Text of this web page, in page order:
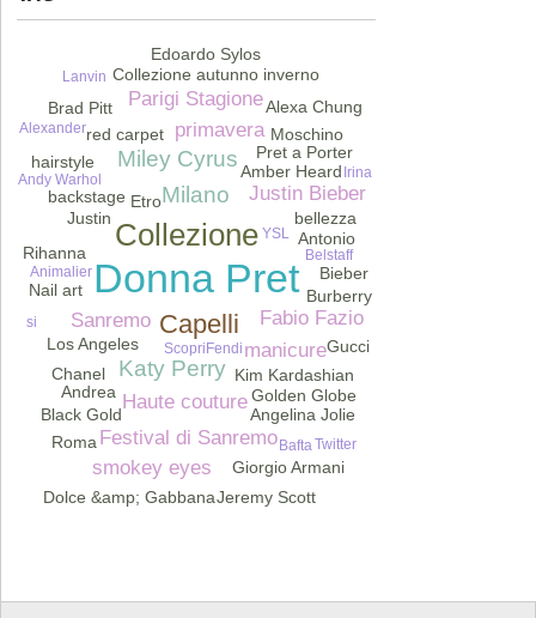
Donna Pret
Collezione
Capelli
Milano
Katy Perry
Miley Cyrus
Haute couture
manicure
Festival di Sanremo
primavera
Justin Bieber
Sanremo Fabio Fazio
Parigi Stagione
smokey eyes
backstage
Kim Kardashian
red carpet
Justin
Pret a Porter
Los Angeles
Antonio
bellezza
Chanel
Collezione autunno inverno
Rihanna
Amber Heard
Angelina Jolie
Burberry
Dolce &amp; Gabbana
Giorgio Armani
hairstyle
Moschino
Nail art
Alexa Chung
Andrea
Bieber
Black Gold
Brad Pitt
Edoardo Sylos
Etro
Golden Globe
Gucci
Jeremy Scott
Roma
Fendi
Lanvin
Scopri
si
Twitter
YSL
Alexander
Andy Warhol
Belstaff
Irina
Animalier
Bafta